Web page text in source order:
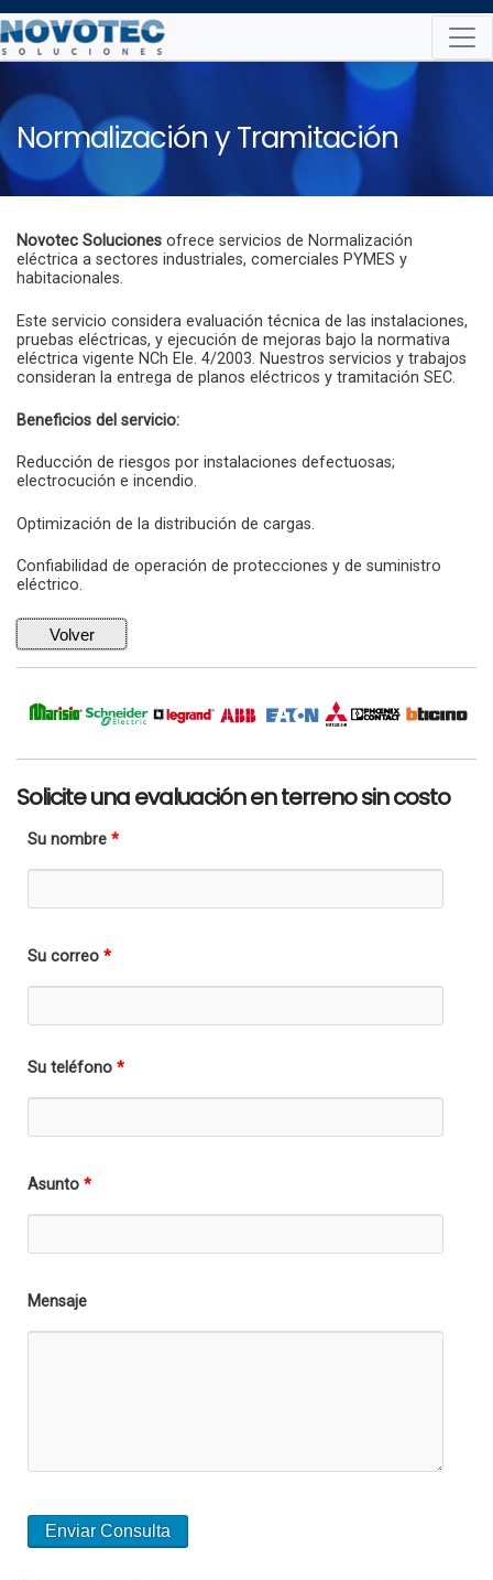
Skip
to
Normalización y Tramitación
Novotec Soluciones ofrece servicios de Normalización
eléctrica a sectores industriales, comerciales PYMES y
habitacionales.
Este servicio considera evaluación técnica de las instalaciones,
pruebas eléctricas, y ejecución de mejoras bajo la normativa
eléctrica vigente NCh Ele. 4/2003. Nuestros servicios y trabajos
consideran la entrega de planos eléctricos y tramitación SEC.
Beneficios del servicio:
Reducción de riesgos por instalaciones defectuosas;
electrocución e incendio.
Optimización de la distribución de cargas.
Confiabilidad de operación de protecciones y de suministro
eléctrico.
Volver
Solicite una evaluación en terreno sin costo
Su nombre *
Su correo *
Su teléfono *
Asunto *
Mensaje